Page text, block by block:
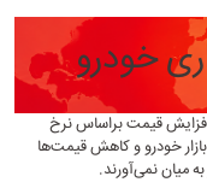
خودرو
افزایش قیمت براساس نرخ
خودرو و کاهش قیمت‌ها
میان نمی‌آورند.